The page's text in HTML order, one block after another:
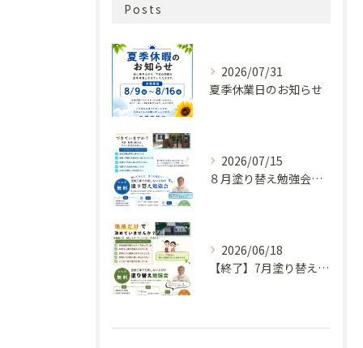
Posts
2026/07/31
夏季休業日のお知らせ
2026/07/15
８月塗り替え勉強会開催のお知らせ
2026/06/18
【終了】7月塗り替え勉強会のお知らせ